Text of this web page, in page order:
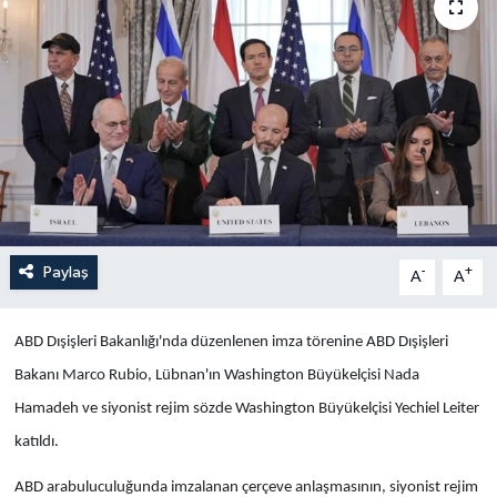
Paylaş A- A+
ABD Dışişleri Bakanlığı'nda düzenlenen imza törenine ABD Dışişleri
Bakanı Marco Rubio, Lübnan'ın Washington Büyükelçisi Nada
Hamadeh ve siyonist rejim sözde Washington Büyükelçisi Yechiel Leiter
katıldı.
ABD arabuluculuğunda imzalanan çerçeve anlaşmasının, siyonist rejim
Anali̇z
Bi̇li̇m & Teknoloji̇
Dünya
Eği̇ti̇m